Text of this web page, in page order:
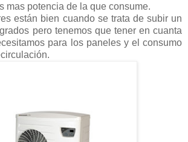
mas potencia de la que consume.
están bien cuando se trata de subir un
pero tenemos que tener en cuanta
para los paneles y el consumo